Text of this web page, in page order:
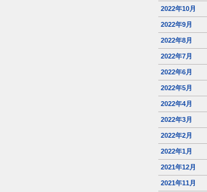
2022年10月
2022年9月
2022年8月
2022年7月
2022年6月
2022年5月
2022年4月
2022年3月
2022年2月
2022年1月
2021年12月
2021年11月